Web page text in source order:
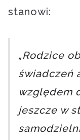
stanowi:
„Rodzice
świadczeń
względem
jeszcze w